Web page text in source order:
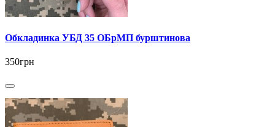
Обкладинка УБД 35 ОБрМП бурштинова
350грн